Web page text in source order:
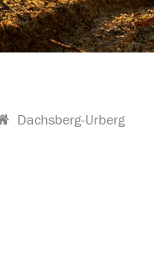
Dachsberg-Urberg